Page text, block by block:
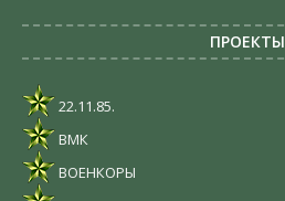
ПРОЕКТЫ
22.11.85.
ВМК
ВОЕНКОРЫ